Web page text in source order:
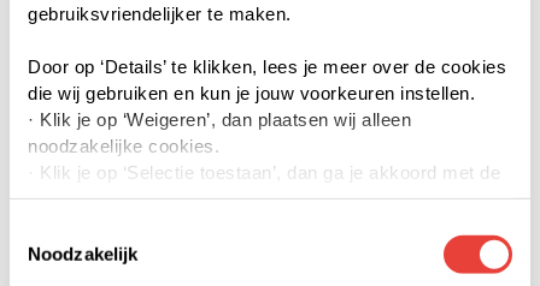
gebruiksvriendelijker te maken.
Door op ‘Details’ te klikken, lees je meer over de cookies
die wij gebruiken en kun je jouw voorkeuren instellen.
· Klik je op ‘Weigeren’, dan plaatsen wij alleen
noodzakelijke cookies.
· Klik je op ‘Selectie toestaan’, dan ga je akkoord met de
door jouw aangevinkte cookies. Je kunt meer lezen over
· Klik je op ‘Accepteren’, dan ga je akkoord met het
Noodzakelijk
Ouverture 9
Woensel-Noord, Eindhoven
Direct te Koop Slimmer Kopen